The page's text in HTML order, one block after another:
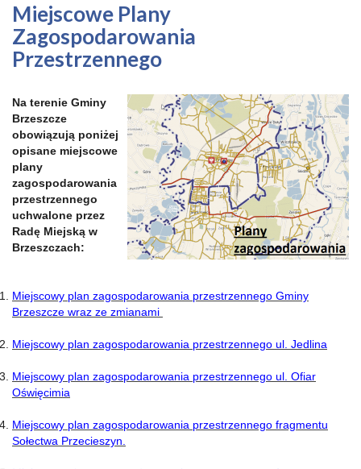
Miejscowe Plany
Zagospodarowania
Przestrzennego
Na terenie Gminy
Brzeszcze
obowiązują poniżej
opisane miejscowe
plany
zagospodarowania
przestrzennego
uchwalone przez
Radę Miejską w
Brzeszczach:
Miejscowy plan zagospodarowania przestrzennego Gminy
Brzeszcze wraz ze zmianami
Miejscowy plan zagospodarowania przestrzennego ul. Jedlina
Miejscowy plan zagospodarowania przestrzennego ul. Ofiar
Oświęcimia
Miejscowy plan zagospodarowania przestrzennego fragmentu
Sołectwa Przecieszyn.